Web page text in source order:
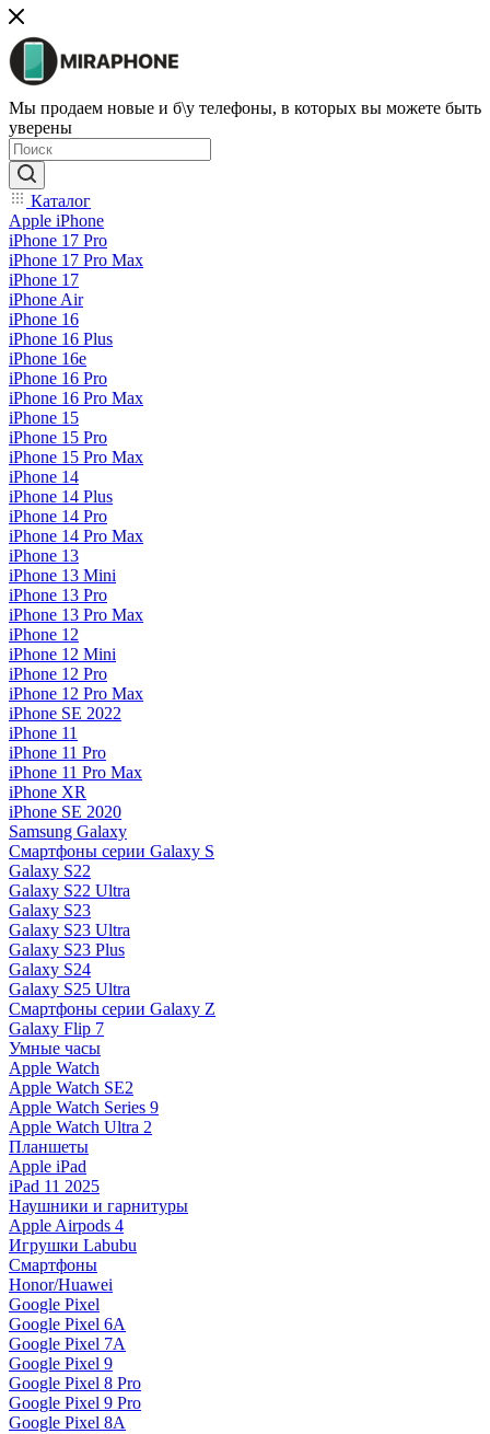
Мы продаем новые и б\у телефоны, в которых вы можете быть
уверены
Каталог
Apple iPhone
iPhone 17 Pro
iPhone 17 Pro Max
iPhone 17
iPhone Air
iPhone 16
iPhone 16 Plus
iPhone 16e
iPhone 16 Pro
iPhone 16 Pro Max
iPhone 15
iPhone 15 Pro
iPhone 15 Pro Max
iPhone 14
iPhone 14 Plus
iPhone 14 Pro
iPhone 14 Pro Max
iPhone 13
iPhone 13 Mini
iPhone 13 Pro
iPhone 13 Pro Max
iPhone 12
iPhone 12 Mini
iPhone 12 Pro
iPhone 12 Pro Max
iPhone SE 2022
iPhone 11
iPhone 11 Pro
iPhone 11 Pro Max
iPhone XR
iPhone SE 2020
Samsung Galaxy
Смартфоны серии Galaxy S
Galaxy S22
Galaxy S22 Ultra
Galaxy S23
Galaxy S23 Ultra
Galaxy S23 Plus
Galaxy S24
Galaxy S25 Ultra
Смартфоны серии Galaxy Z
Galaxy Flip 7
Умные часы
Apple Watch
Apple Watch SE2
Apple Watch Series 9
Apple Watch Ultra 2
Планшеты
Apple iPad
iPad 11 2025
Наушники и гарнитуры
Apple Airpods 4
Игрушки Labubu
Смартфоны
Honor/Huawei
Google Pixel
Google Pixel 6A
Google Pixel 7А
Google Pixel 9
Google Pixel 8 Pro
Google Pixel 9 Pro
Google Pixel 8A